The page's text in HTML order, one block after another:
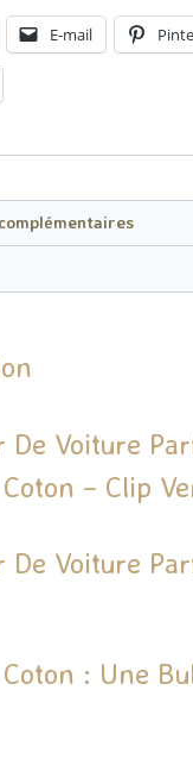
E-mail
De Voiture
– Clip
De Voiture
: Une